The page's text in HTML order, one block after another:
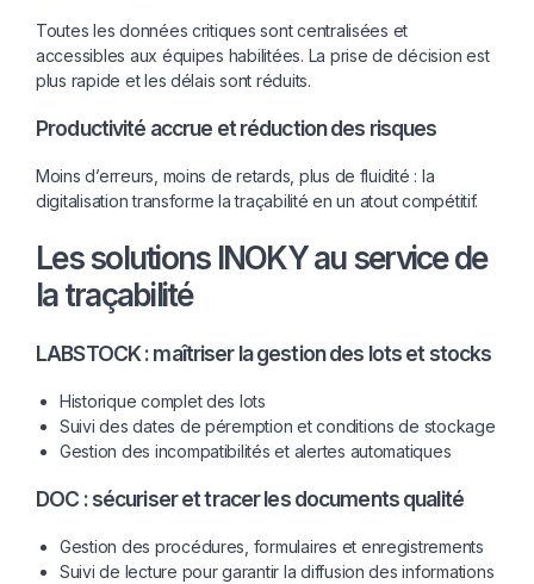
Toutes les données critiques sont centralisées et
accessibles aux équipes habilitées. La prise de décision est
plus rapide et les délais sont réduits.
Productivité accrue et réduction des risques
Moins d’erreurs, moins de retards, plus de fluidité : la
digitalisation transforme la traçabilité en un atout compétitif.
Les solutions INOKY au service de
la traçabilité
LABSTOCK : maîtriser la gestion des lots et stocks
Historique complet des lots
Suivi des dates de péremption et conditions de stockage
Gestion des incompatibilités et alertes automatiques
DOC : sécuriser et tracer les documents qualité
Gestion des procédures, formulaires et enregistrements
Suivi de lecture pour garantir la diffusion des informations